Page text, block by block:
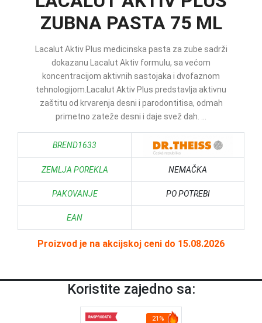
ZUBNA PASTA 75 ML
Lacalut Aktiv Plus medicinska pasta za zube sadrži
dokazanu Lacalut Aktiv formulu, sa većom
koncentracijom aktivnih sastojaka i dvofaznom
tehnologijom.Lacalut Aktiv Plus predstavlja aktivnu
zaštitu od krvarenja desni i parodontitisa, odmah
primetno zateže desni i daje svež dah. ...
BREND1633
ZEMLJA POREKLA NEMAČKA
PAKOVANJE PO POTREBI
EAN
Proizvod je na akcijskoj ceni do 15.08.2026
Koristite zajedno sa:
21%